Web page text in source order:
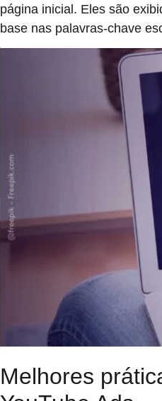
página inicial. Eles são
base nas palavras-chave
Melhores